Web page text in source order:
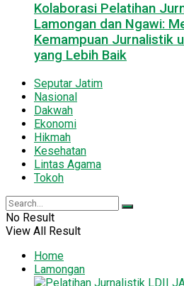
Kolaborasi Pelatihan
Lamongan dan Ngawi:
Kemampuan Jurnalistik
yang Lebih Baik
Seputar Jatim
Nasional
Dakwah
Ekonomi
Hikmah
Kesehatan
Lintas Agama
Tokoh
No Result
View All Result
Home
Lamongan